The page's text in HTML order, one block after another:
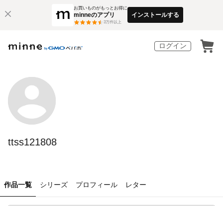
お買いものがもっとお得に
minneのアプリ
3万件以上
インストールする
ログイン
ttss121808
作品一覧 シリーズ プロフィール レター